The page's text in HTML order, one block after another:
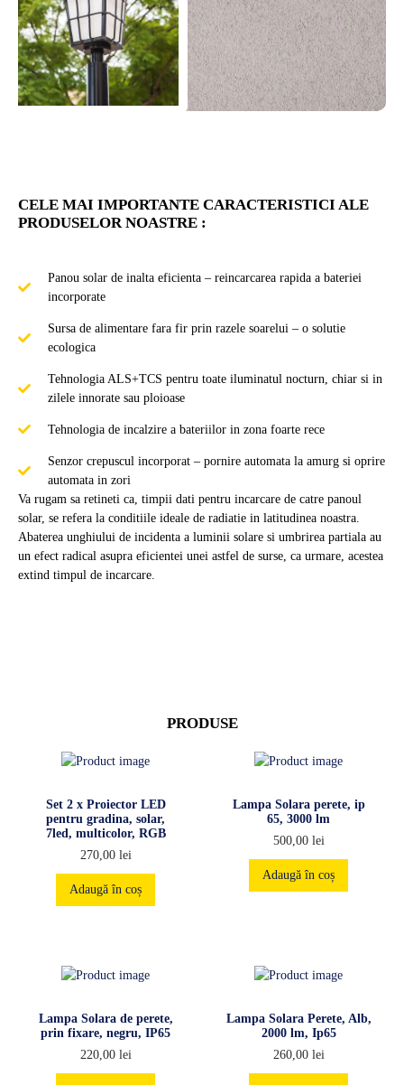
CELE MAI IMPORTANTE CARACTERISTICI ALE
PRODUSELOR NOASTRE :
Panou solar de inalta eficienta – reincarcarea rapida a bateriei
incorporate
Sursa de alimentare fara fir prin razele soarelui – o solutie
ecologica
Tehnologia ALS+TCS pentru toate iluminatul nocturn, chiar si in
zilele innorate sau ploioase
Tehnologia de incalzire a bateriilor in zona foarte rece
Senzor crepuscul incorporat – pornire automata la amurg si oprire
automata in zori
Va rugam sa retineti ca, timpii dati pentru incarcare de catre panoul
solar, se refera la conditiile ideale de radiatie in latitudinea noastra.
Abaterea unghiului de incidenta a luminii solare si umbrirea partiala au
un efect radical asupra eficientei unei astfel de surse, ca urmare, acestea
extind timpul de incarcare.
PRODUSE
Set 2 x Proiector LED
pentru gradina, solar,
7led, multicolor, RGB
270,00 lei
Adaugă în coș
Lampa Solara perete, ip
65, 3000 lm
500,00 lei
Adaugă în coș
Lampa Solara de perete,
prin fixare, negru, IP65
220,00 lei
Lampa Solara Perete, Alb,
2000 lm, Ip65
260,00 lei